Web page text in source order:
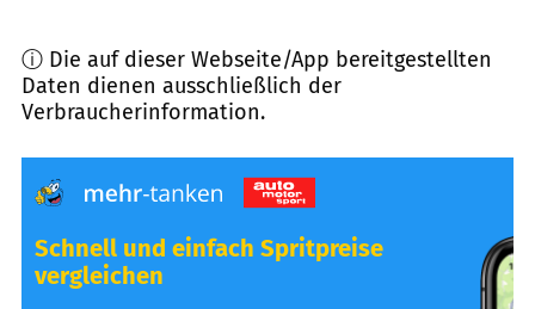
ⓘ Die auf dieser Webseite/App bereitgestellten
Daten dienen ausschließlich der
Verbraucherinformation.
Schnell und einfach Spritpreise
vergleichen